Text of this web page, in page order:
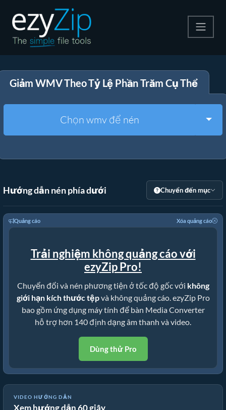
Giải nén
Công cụ khác
Giảm WMV Theo Tỷ Lệ Phần Trăm Cụ Thể
Chọn wmv để nén
Hướng dẫn nén phía dưới Chuyển đến mục
Quảng cáo Xóa quảng cáo
Trải nghiệm không quảng cáo với
ezyZip Pro!
Chuyển đổi và nén phương tiện ở tốc độ gốc với không
giới hạn kích thước tệpvà không quảng cáo. ezyZip Pro
bao gồm ứng dụng máy tính để bàn Media Converter
hỗ trợ hơn 140 định dạng âm thanh và video.
Dùng thử Pro
VIDEO HƯỚNG DẪN
Xem hướng dẫn 60 giây